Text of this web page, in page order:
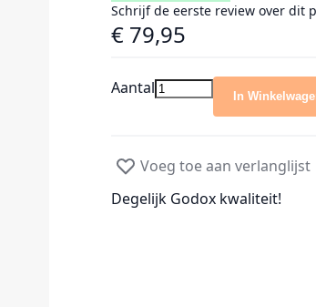
Schrijf de eerste review over dit
€ 79,95
Aantal In
Voeg toe aan verlanglijst
Degelijk Godox kwaliteit!